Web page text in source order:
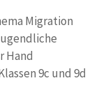
Migration
Hand
9c und 9d